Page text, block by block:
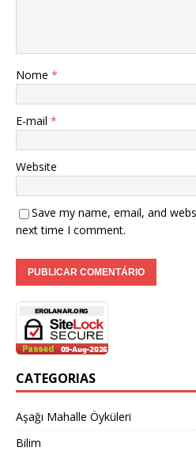
Nome *
E-mail *
Website
Save my name, email, and
next time I comment.
CATEGORIAS
Aşağı Mahalle Öyküleri
Bilim